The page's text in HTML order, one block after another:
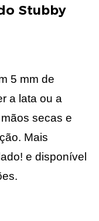
Stubby
5 mm de
a lata ou a
secas e
Mais
e disponível